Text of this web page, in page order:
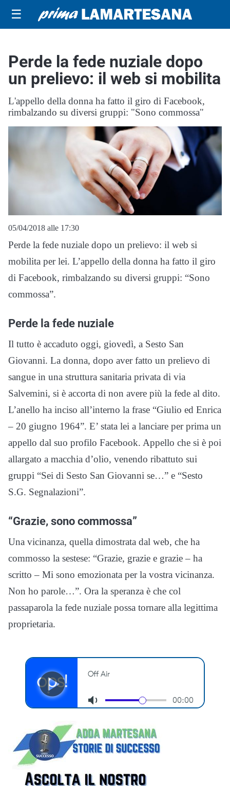
☰
Perde la fede nuziale dopo
un prelievo: il web si mobilita
L'appello della donna ha fatto il giro di Facebook,
rimbalzando su diversi gruppi: "Sono commossa"
05/04/2018 alle 17:30
Perde la fede nuziale dopo un prelievo: il web si
mobilita per lei. L’appello della donna ha fatto il giro
di Facebook, rimbalzando su diversi gruppi: “Sono
commossa”.
Perde la fede nuziale
Il tutto è accaduto oggi, giovedì, a Sesto San
Giovanni. La donna, dopo aver fatto un prelievo di
sangue in una struttura sanitaria privata di via
Salvemini, si è accorta di non avere più la fede al dito.
L’anello ha inciso all’interno la frase “Giulio ed Enrica
– 20 giugno 1964”. E’ stata lei a lanciare per prima un
appello dal suo profilo Facebook. Appello che si è poi
allargato a macchia d’olio, venendo ribattuto sui
gruppi “Sei di Sesto San Giovanni se…” e “Sesto
S.G. Segnalazioni”.
“Grazie, sono commossa”
Una vicinanza, quella dimostrata dal web, che ha
commosso la sestese: “Grazie, grazie e grazie – ha
scritto – Mi sono emozionata per la vostra vicinanza.
Non ho parole…”. Ora la speranza è che col
passaparola la fede nuziale possa tornare alla legittima
proprietaria.